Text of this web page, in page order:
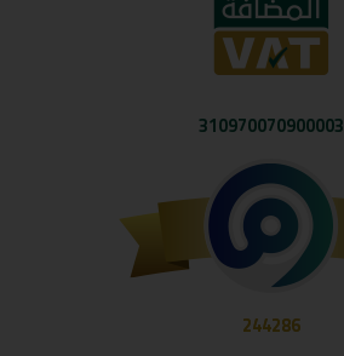
310970070900003
244286